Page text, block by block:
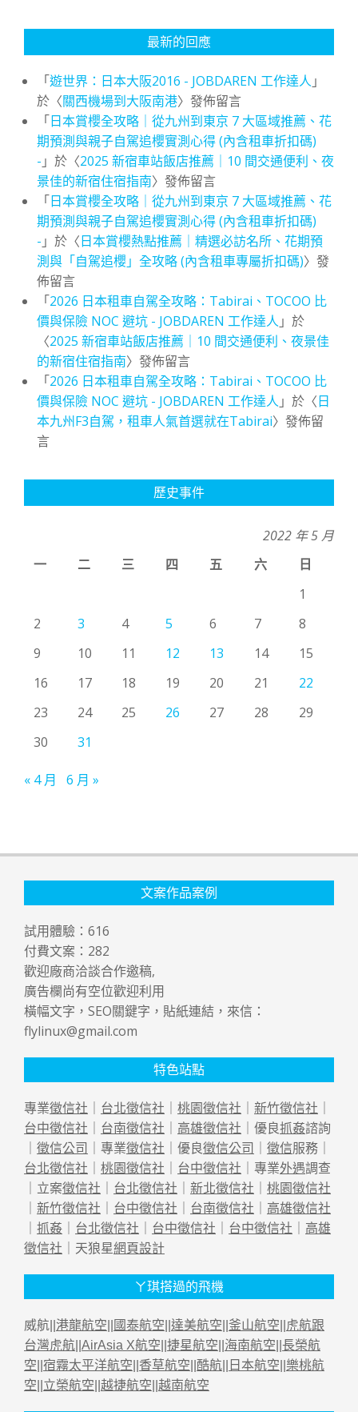
最新的回應
「遊世界：日本大阪2016 - JOBDAREN 工作達人 」
於〈關西機場到大阪南港〉發佈留言
「日本賞櫻全攻略｜從九州到東京 7 大區域推薦、花
期預測與親子自駕追櫻實測心得 (內含租車折扣碼)
- 」於〈2025 新宿車站飯店推薦｜10 間交通便利、夜
景佳的新宿住宿指南〉發佈留言
「日本賞櫻全攻略｜從九州到東京 7 大區域推薦、花
期預測與親子自駕追櫻實測心得 (內含租車折扣碼)
- 」於〈日本賞櫻熱點推薦｜精選必訪名所、花期預
測與「自駕追櫻」全攻略 (內含租車專屬折扣碼)〉發
佈留言
「2026 日本租車自駕全攻略：Tabirai、TOCOO 比
價與保險 NOC 避坑 - JOBDAREN 工作達人 」於
〈2025 新宿車站飯店推薦｜10 間交通便利、夜景佳
的新宿住宿指南〉發佈留言
「2026 日本租車自駕全攻略：Tabirai、TOCOO 比
價與保險 NOC 避坑 - JOBDAREN 工作達人 」於〈日
本九州F3自駕，租車人氣首選就在Tabirai〉發佈留
言
歷史事件
2022 年 5 月
一
二 三 四 五 六
日
1
2
3 4 5 6 7
8
9
10 11 12 13 14
15
16
17 18 19 20 21
22
23
24 25 26 27 28
29
30
31
« 4 月 6 月 »
文案作品案例
試用體驗： 616
付費文案： 282
歡迎廠商洽談合作邀稿,
廣告欄尚有空位歡迎利用
橫幅文字，SEO關鍵字，貼紙連結，來信：
flylinux@gmail.com
特色站點
專業徵信社 ｜ 台北徵信社 ｜ 桃園徵信社 ｜ 新竹徵信社 ｜
台中徵信社 ｜ 台南徵信社 ｜ 高雄徵信社 ｜優良抓姦諮詢
｜ 徵信公司 ｜專業徵信社 ｜優良徵信公司 ｜ 徵信服務｜
台北徵信社 ｜ 桃園徵信社 ｜ 台中徵信社 ｜專業外遇調查
｜立案徵信社 ｜ 台北徵信社 ｜ 新北徵信社 ｜ 桃園徵信社
｜ 新竹徵信社 ｜ 台中徵信社 ｜ 台南徵信社 ｜ 高雄徵信社
｜ 抓姦 ｜ 台北徵信社 ｜ 台中徵信社 ｜ 台中徵信社 ｜ 高雄
徵信社 ｜天狼星網頁設計
ㄚ琪搭過的飛機
威航|| 港龍航空 國泰航空 達美航空 釜山航空
虎航跟
台灣虎航 AirAsia X航空 捷星航空 海南航空 長榮航
空 宿霧太平洋航空 香草航空 酷航 日本航空 樂桃航
空 立榮航空 越捷航空 越南航空